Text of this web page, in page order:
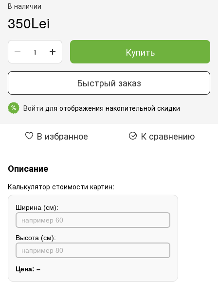
В наличии
350Lei
Купить
Быстрый заказ
% Войти для отображения накопительной скидки
В избранное К сравнению
Описание
Калькулятор стоимости картин:
Ширина (см):
Высота (см):
Цена: –